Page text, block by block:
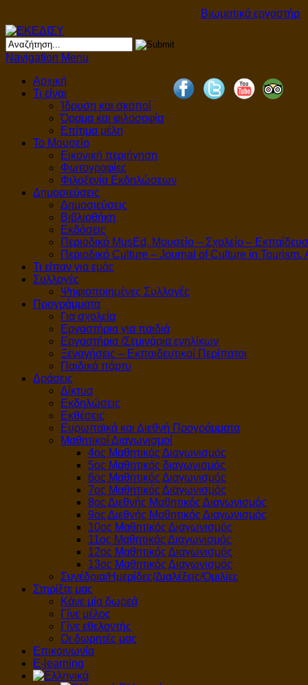
Βιωματικά
Navigation Menu
Αρχική
Τι είναι
Ίδρυση και σκοποί
Όραμα και φιλοσοφία
Επίτιμα μέλη
Το Μουσείο
Εικονική περιήγηση
Φωτογραφίες
Φιλοξενία Εκδηλώσεων
Δημοσιεύσεις
Δημοσιεύσεις
Βιβλιοθήκη
Εκδόσεις
Περιοδικό MusEd, Μουσείο – Σχολείο –
Περιοδικό Culture – Journal of Culture in
Τι είπαν για εμάς
Συλλογές
Ψηφιοποιημένες Συλλογές
Προγράμματα
Για σχολεία
Εργαστήρια για παιδιά
Εργαστήρια /Σεμινάρια ενηλίκων
Ξεναγήσεις – Εκπαιδευτικοί Περίπατοι
Παιδικά πάρτυ
Δράσεις
Δίκτυα
Εκδηλώσεις
Εκθέσεις
Ευρωπαϊκά και Διεθνή Προγράμματα
Μαθητικοί Διαγωνισμοί
4ος Μαθητικός Διαγωνισμός
5ος Μαθητικός διαγωνισμός
6ος Μαθητικός Διαγωνισμός
7ος Μαθητικός Διαγωνισμός
8ος Διεθνής Μαθητικός Διαγωνισμός
9ος Διεθνής Μαθητικός Διαγωνισμός
10ος Μαθητικός Διαγωνισμός
11ος Μαθητικός Διαγωνισμός
12ος Μαθητικός Διαγωνισμός
13ος Μαθητικός Διαγωνισμός
Συνέδρια/Ημερίδες/Διαλέξεις/Ομιλίες
Στηρίξτε μας
Κάνε μία δωρεά
Γίνε μέλος
Γίνε εθελοντής
Οι δωρητές μας
Επικοινωνία
E-learning